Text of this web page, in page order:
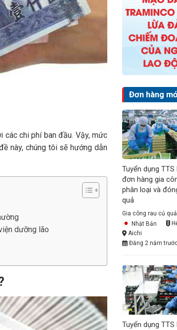
các chi phí ban đầu. Vậy, mức
này, chúng tôi sẽ hướng dẫn
dưỡng lão
Đơn hàng
Tuyển dụng TTS
đơn hàng gia
phân loại và
quả
Gia công rau củ quả
Nhật Bản
Aichi
Đăng 2 năm
Tuyển dụng TTS